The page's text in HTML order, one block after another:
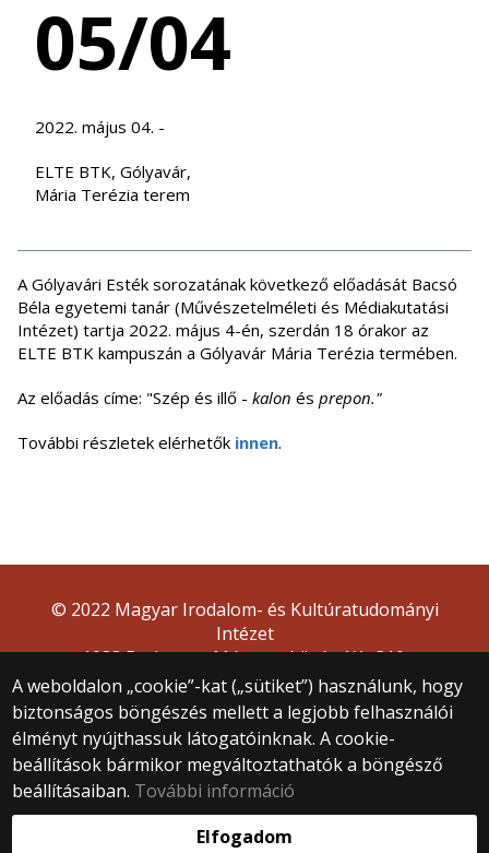
05/04
2022. május 04. -
ELTE BTK, Gólyavár,
Mária Terézia terem
A Gólyavári Esték sorozatának következő előadását Bacsó
Béla egyetemi tanár (Művészetelméleti és Médiakutatási
Intézet) tartja 2022. május 4-én, szerdán 18 órakor az
ELTE BTK kampuszán a Gólyavár Mária Terézia termében.
Az előadás címe: "Szép és illő - kalon és prepon."
További részletek elérhetők innen.
A weboldalon „cookie”-kat („sütiket”) használunk, hogy
biztonságos böngészés mellett a legjobb felhasználói
élményt nyújthassuk látogatóinknak. A cookie-
beállítások bármikor megváltoztathatók a böngésző
beállításaiban. További információ
Elfogadom
© 2022 Magyar Irodalom- és Kultúratudományi
Intézet
1088 Budapest, Múzeum körút 4/A, 310.
Webfejlesztés: